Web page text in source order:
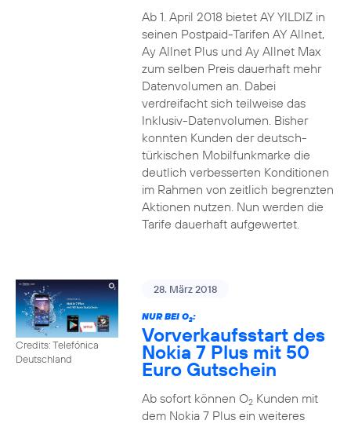
Ab 1. April 2018 bietet AY YILDIZ in
seinen Postpaid-Tarifen AY Allnet,
Ay Allnet Plus und Ay Allnet Max
zum selben Preis dauerhaft mehr
Datenvolumen an. Dabei
verdreifacht sich teilweise das
Inklusiv-Datenvolumen. Bisher
konnten Kunden der deutsch-
türkischen Mobilfunkmarke die
deutlich verbesserten Konditionen
im Rahmen von zeitlich begrenzten
Aktionen nutzen. Nun werden die
Tarife dauerhaft aufgewertet.
Credits: Telefónica
Deutschland
28. März 2018
NUR BEI O2:
Vorverkaufsstart des
Nokia 7 Plus mit 50
Euro Gutschein
Ab sofort können O2Kunden mit
dem Nokia 7 Plus ein weiteres